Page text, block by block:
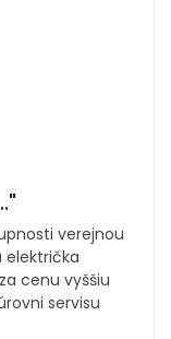
verejnou
električka
cenu vyššiu
servisu